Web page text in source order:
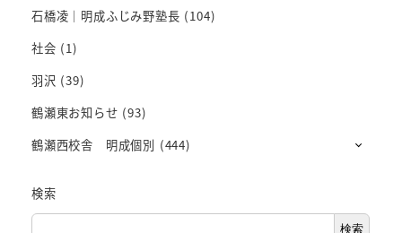
石橋凌｜明成ふじみ野塾長 (104)
社会 (1)
羽沢 (39)
鶴瀬東お知らせ (93)
鶴瀬西校舎 明成個別 (444)
検索
検索